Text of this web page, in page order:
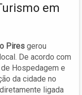
em
Pires gerou
De acordo com
Hospedagem e
da cidade no
ligada